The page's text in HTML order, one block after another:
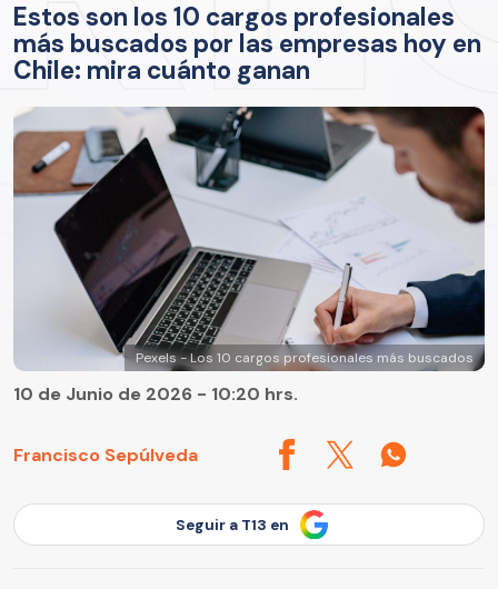
Estos son los 10 cargos profesionales
más buscados por las empresas hoy en
Chile: mira cuánto ganan
Pexels - Los 10 cargos profesionales más buscados
Francisco Sepúlveda
10 de Junio de 2026 - 10:20 hrs.
Seguir a T13 en